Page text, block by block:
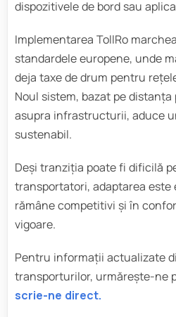
dispozitivele de bord sau
Implementarea TollRo
standardele europene, unde
deja taxe de drum pentru
Noul sistem, bazat pe
asupra infrastructurii, aduce
sustenabil.
Deși tranziția poate fi dificilă
transportatori, adaptarea este
rămâne competitivi și în
vigoare.
Pentru informații actualizate
transporturilor, urmărește-ne
scrie-ne direct.